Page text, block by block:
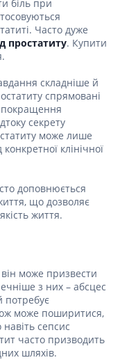
біль при
Часто дуже
простатиту. Купити
складніше й
спрямовані
секрету
може лише
клінічної
доповнюється
що дозволяє
життя.
може призвести
з них – абсцес
потребує
може поширитися,
сепсис
часто призводить
шляхів.